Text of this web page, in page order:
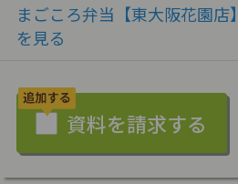
まごころ弁当【東大阪花園店
を見る